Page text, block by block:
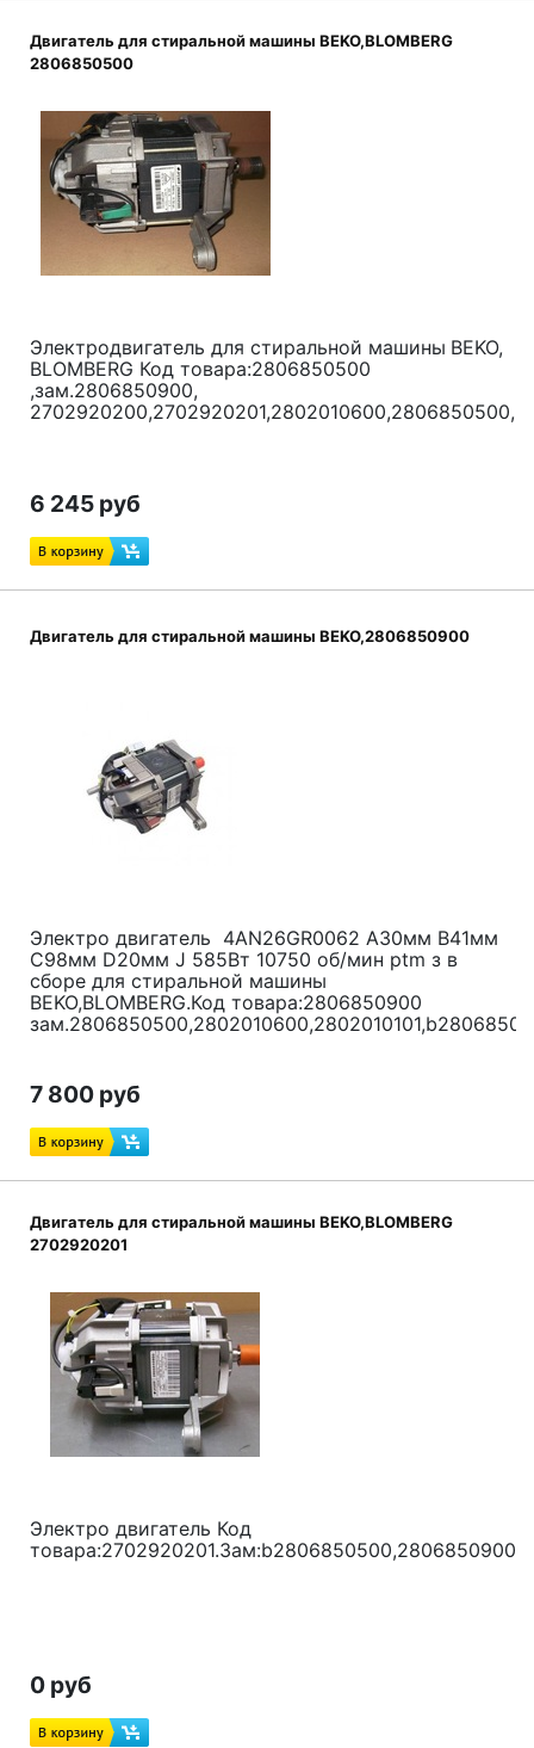
Двигатель для стиральной машины BEKO,BLOMBERG
2806850500
Электродвигатель для стиральной машины BEKO,
BLOMBERG Код товара:2806850500
,зам.2806850900,
6 245 руб
Двигатель для стиральной машины BEKO,2806850900
Электро двигатель 4AN26GR0062 A30мм B41мм
C98мм D20мм J 585Вт 10750 об/мин ptm з в
сборе для стиральной машины
BEKO,BLOMBERG.Код товара:2806850900
7 800 руб
Двигатель для стиральной машины BEKO,BLOMBERG
2702920201
Электро двигатель Код
0 руб